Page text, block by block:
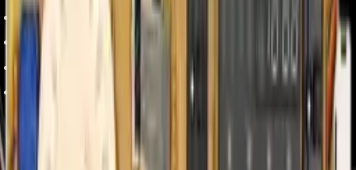
WD22BV2S6.ABLELAT
WD22RV2S6.ACRELAT
WD22VV2S6.ASSELAT
WD22WV2S6.ABWELAT
Preguntas frecuentes